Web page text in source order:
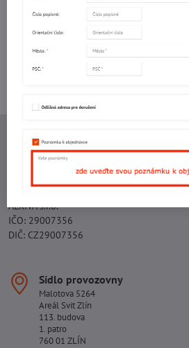
Potřebujete poradit s
Kontaktujte nás:
+420 577 523 563
Ing. Vojtěch Lečbych - IVL
DIČ: CZ5602130809
ALRIVA s.r.o.
IČO: 29007356
DIČ: CZ29007356
Sídlo provozovny
Malotova 5264
Areál Svit Zlín
113. budova
1. patro
760 01 ZLÍN